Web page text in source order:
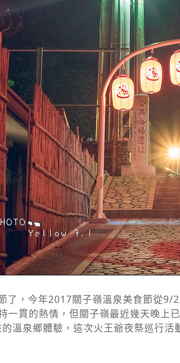
了，今年2017關子嶺溫泉美食節從
一貫的熱情，但關子嶺最近幾天晚上
溫泉鄉體驗，這次火王爺夜祭巡行